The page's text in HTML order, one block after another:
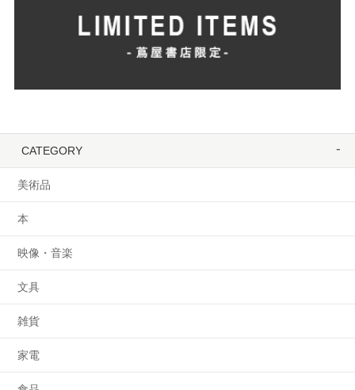
CATEGORY
美術品
本
映像・音楽
文具
雑貨
家電